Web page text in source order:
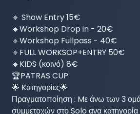
🔸 Show Entry 15€
🔸Workshop Drop in - 20€
🔸Workshop Fullpass - 40€
🔸FULL WORKSOP+ENTRY 50€
🔸KIDS (κοινό) 8€
🏆PATRAS CUP
🌟 Kατηγορίες🌟
Πραγματοποίηση : Mε άνω των 3
συμμετοχών στο Solo ανα κατηγορία